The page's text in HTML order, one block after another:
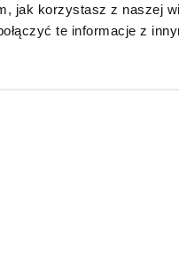
jak korzystasz z naszej
te informacje z